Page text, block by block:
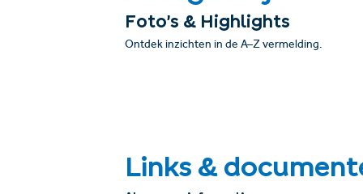
Foto’s & Highlights
Ontdek inzichten in de A–Z vermelding.
Links &